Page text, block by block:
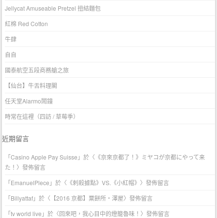
Jellycat Amuseable Pretzel 扭結麵包
紅棉 Red Cotton
牛肆
自自
國泰航空五段商務艙之旅
【仙台】牛舌料理閣
任天堂Alarmo鬧鐘
時常在這裡（四訪 / 草莓季）
近期留言
「Casino Apple Pay Suisse 」於〈 《京來京都了！》ミヤコが京都にやって来
た！ 〉發佈留言
「EmanuelPlece 」於〈 《刺殺據點》VS.《小紅帽》 〉發佈留言
「Billyattaf」於〈 【2016 京都】粟餅所・澤屋〉發佈留言
「tv world live 」於〈回來吧，我心目中的燈籠魯味！ 〉發佈留言